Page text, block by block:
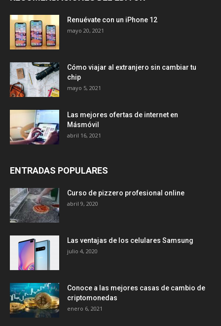
Renuévate con un iPhone 12
mayo 20, 2021
Cómo viajar al extranjero sin cambiar tu
chip
mayo 5, 2021
Las mejores ofertas de internet en
Másmóvil
abril 16, 2021
ENTRADAS POPULARES
Curso de pizzero profesional online
abril 9, 2020
Las ventajas de los celulares Samsung
julio 4, 2020
Conoce a las mejores casas de cambio de
criptomonedas
enero 6, 2021